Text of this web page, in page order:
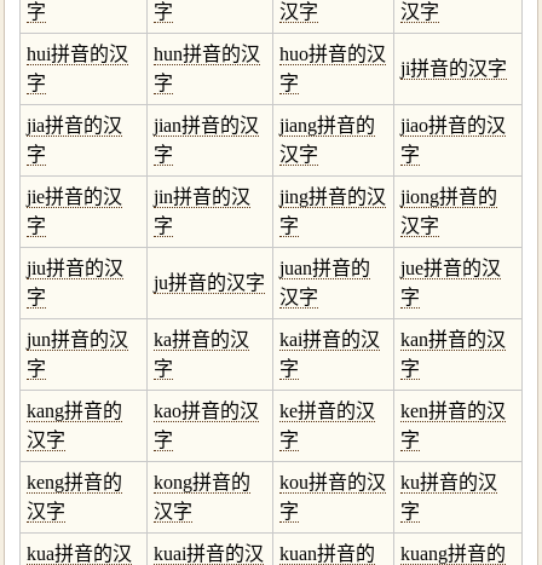
字
字
汉字
汉字
hui拼音的汉
字
hun拼音的汉
字
huo拼音的汉
字
ji拼音的汉字
jia拼音的汉
字
jian拼音的汉
字
jiang拼音的
汉字
jiao拼音的汉
字
jie拼音的汉
字
jin拼音的汉
字
jing拼音的汉
字
jiong拼音的
汉字
jiu拼音的汉
字
ju拼音的汉字
juan拼音的
汉字
jue拼音的汉
字
jun拼音的汉
字
ka拼音的汉
字
kai拼音的汉
字
kan拼音的汉
字
kang拼音的
汉字
kao拼音的汉
字
ke拼音的汉
字
ken拼音的汉
字
keng拼音的
汉字
kong拼音的
汉字
kou拼音的汉
字
ku拼音的汉
字
kua拼音的汉
kuai拼音的汉
kuan拼音的
kuang拼音的